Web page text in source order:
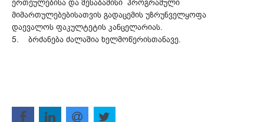
ერთეულებისა და შესაბამისი პროგრამული
მიმართულებებისათვის გადაცემის უზრუნველყოფა
დაევალოს ფაკულტეტის კანცელარიას.
5. ბრძანება ძალაშია ხელმოწერისთანავე.